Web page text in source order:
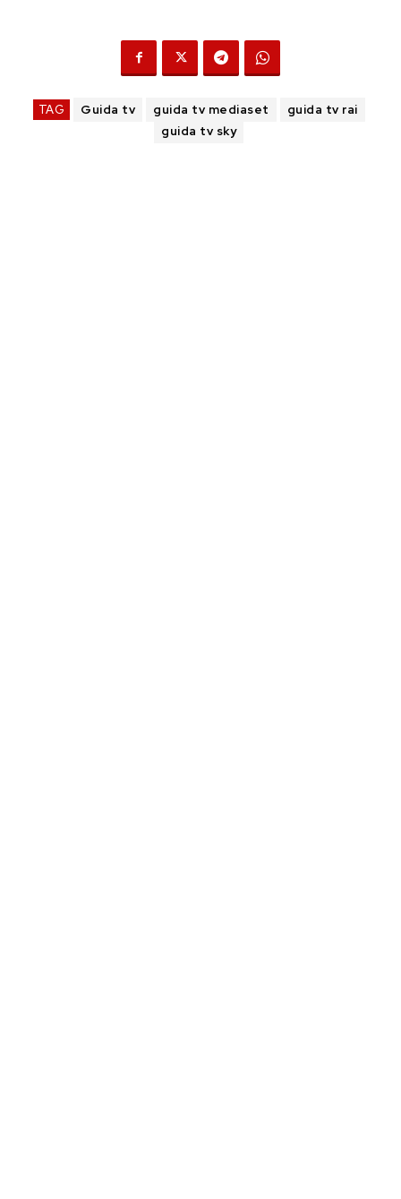
TAG Guida tv guida tv mediaset
guida tv rai
guida tv sky